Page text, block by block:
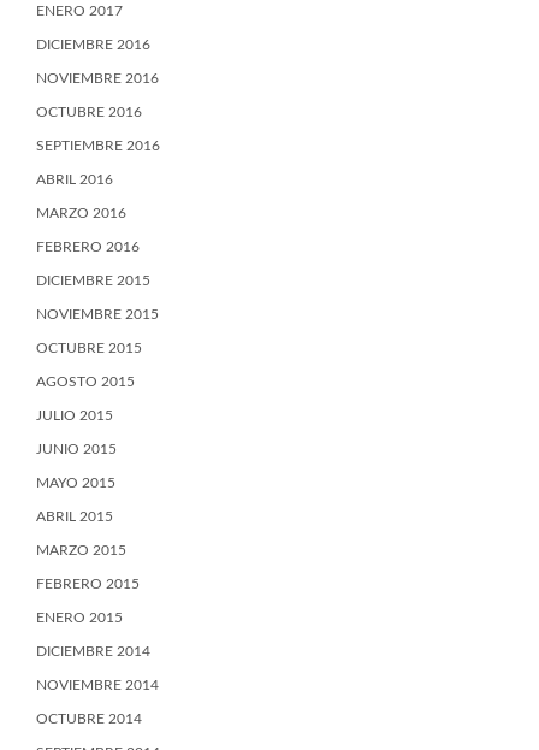
ENERO 2017
DICIEMBRE 2016
NOVIEMBRE 2016
OCTUBRE 2016
SEPTIEMBRE 2016
ABRIL 2016
MARZO 2016
FEBRERO 2016
DICIEMBRE 2015
NOVIEMBRE 2015
OCTUBRE 2015
AGOSTO 2015
JULIO 2015
JUNIO 2015
MAYO 2015
ABRIL 2015
MARZO 2015
FEBRERO 2015
ENERO 2015
DICIEMBRE 2014
NOVIEMBRE 2014
OCTUBRE 2014